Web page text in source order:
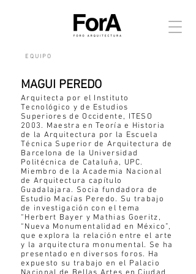
E Q U I P O
MAGUI PEREDO
Arquitecta por el Instituto
Tecnológico y de Estudios
Superiores de Occidente, ITESO
2003. Maestra en Teoría e Historia
de la Arquitectura por la Escuela
Técnica Superior de Arquitectura de
Barcelona de la Universidad
Politécnica de Cataluña, UPC.
Miembro de la Academia Nacional
de Arquitectura capítulo
Guadalajara. Socia fundadora de
Estudio Macías Peredo. Su trabajo
de investigación con el tema
“Herbert Bayer y Mathias Goeritz,
“Nueva Monumentalidad en México”,
que explora la relación entre el arte
y la arquitectura monumental. Se ha
presentado en diversos foros. Ha
expuesto su trabajo en el Palacio